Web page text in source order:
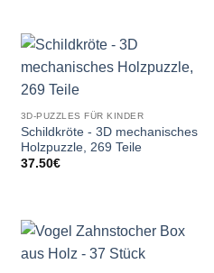
3D-PUZZLES FÜR KINDER
Schildkröte - 3D mechanisches
Holzpuzzle, 269 Teile
37.50€